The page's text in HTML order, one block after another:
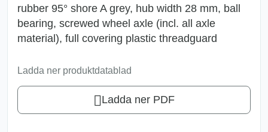
rubber 95° shore A grey, hub width 28 mm, ball
bearing, screwed wheel axle (incl. all axle
material), full covering plastic threadguard
Ladda ner produktdatablad
Ladda ner PDF